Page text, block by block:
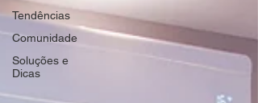
Tendências
Comunidade
Soluções e
Dicas